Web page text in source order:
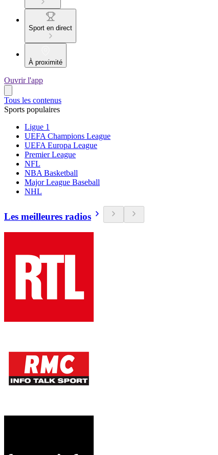
Sport en direct
À proximité
Ouvrir l'app
Tous les contenus
Sports populaires
Ligue 1
UEFA Champions League
UEFA Europa League
Premier League
NFL
NBA Basketball
Major League Baseball
NHL
Les meilleures radios